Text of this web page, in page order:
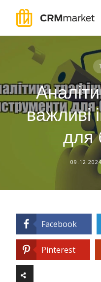
content
важливі
для
Facebook
Pinterest